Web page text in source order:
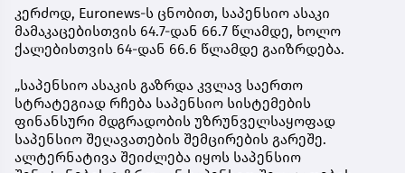
კერძოდ, Euronews-ს ცნობით, საპენსიო ასაკი
მამაკაცებისთვის 64.7-დან 66.7 წლამდე, ხოლო
ქალებისთვის 64-დან 66.6 წლამდე გაიზრდება.
„საპენსიო ასაკის გაზრდა კვლავ საერთო
სტრატეგიად რჩება საპენსიო სისტემების
ფინანსური მდგრადობის უზრუნველსაყოფად
საპენსიო შეღავათების შემცირების გარეშე.
ალტერნატივა შეიძლება იყოს საპენსიო